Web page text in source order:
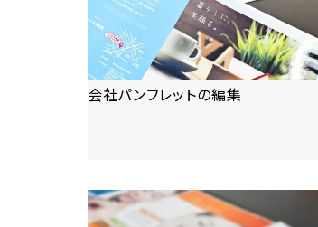
会社パンフレットの編集